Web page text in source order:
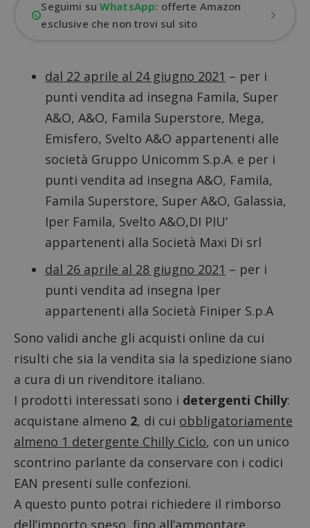
Seguimi suWhatsApp: offerte Amazon
esclusive che non trovi sul sito
dal 22 aprile al 24 giugno 2021 – per i
punti vendita ad insegna Famila, Super
A&O, A&O, Famila Superstore, Mega,
Emisfero, Svelto A&O appartenenti alle
società Gruppo Unicomm S.p.A. e per i
punti vendita ad insegna A&O, Famila,
Famila Superstore, Super A&O, Galassia,
Iper Famila, Svelto A&O,DI PIU’
appartenenti alla Società Maxi Di srl
dal 26 aprile al 28 giugno 2021 – per i
punti vendita ad insegna Iper
appartenenti alla Società Finiper S.p.A
Sono validi anche gli acquisti online da cui
risulti che sia la vendita sia la spedizione siano
a cura di un rivenditore italiano.
I prodotti interessati sono i detergenti Chilly:
acquistane almeno 2, di cui obbligatoriamente
almeno 1 detergente Chilly Ciclo, con un unico
scontrino parlante da conservare con i codici
EAN presenti sulle confezioni.
A questo punto potrai richiedere il rimborso
dell’importo speso, fino all’ammontare